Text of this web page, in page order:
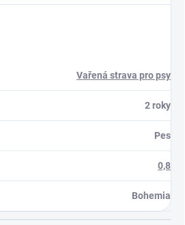
Vařená strava pro psy
2 roky
Pes
0,8
Bohemia